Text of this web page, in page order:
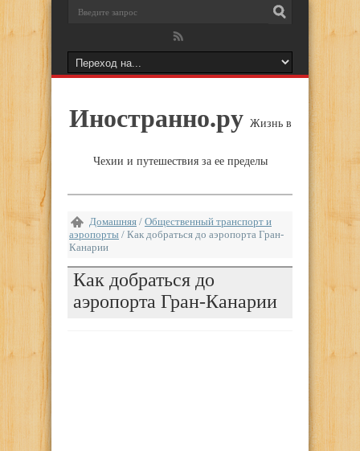
Иностранно.ру Жизнь в
Чехии и путешествия за ее пределы
Домашняя / Общественный транспорт и
аэропорты / Как добраться до аэропорта Гран-
Канарии
Как добраться до
аэропорта Гран-Канарии